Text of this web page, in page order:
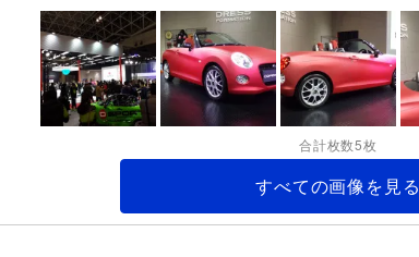
合計枚数5枚
すべての画像を見る